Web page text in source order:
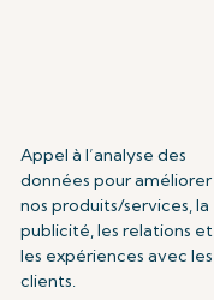
Appel à l’analyse des
données pour améliorer
nos produits/services, la
publicité, les relations et
les expériences avec les
clients.